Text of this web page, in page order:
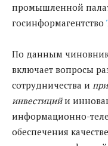
промышленной
госинформагентство
По данным
включает вопросы
сотрудничества и
инвестицийи
информационно-
обеспечения